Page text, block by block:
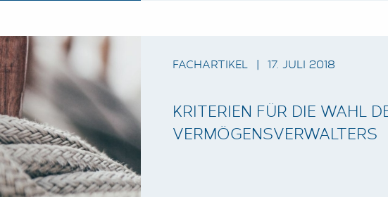
FACHARTIKEL 17. JULI 2018
KRITERIEN FÜR DIE WAHL
VERMÖGENSVERWALTERS